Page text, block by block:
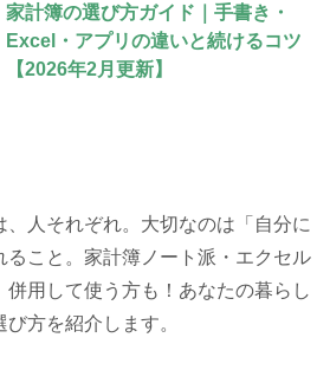
家計簿の選び方ガイド｜手書き・
Excel・アプリの違いと続けるコツ
【2026年2月更新】
、人それぞれ。大切なのは「自分に
ること。家計簿ノート派・エクセル
用して使う方も！あなたの暮らし
方を紹介します。